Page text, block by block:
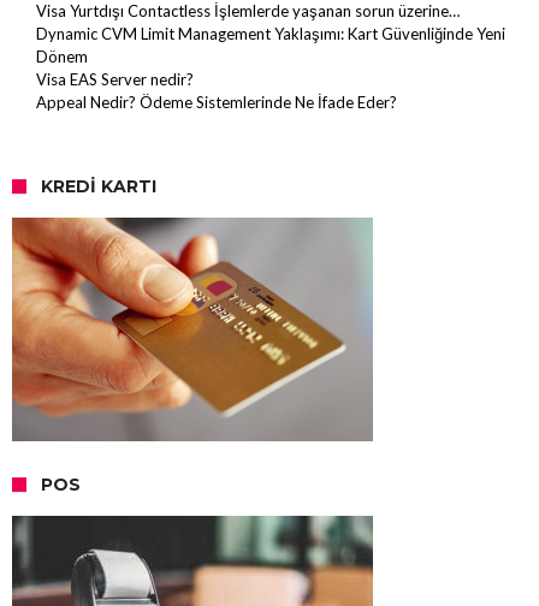
Visa Yurtdışı Contactless İşlemlerde yaşanan sorun üzerine…
Dynamic CVM Limit Management Yaklaşımı: Kart Güvenliğinde Yeni
Dönem
Visa EAS Server nedir?
Appeal Nedir? Ödeme Sistemlerinde Ne İfade Eder?
KREDI KARTI
POS